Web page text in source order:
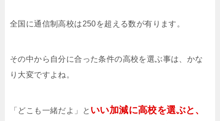
全国に通信制高校は250を超える数が有ります。
その中から自分に合った条件の高校を選ぶ事は、かな
り大変ですよね。
「どこも一緒だよ」と いい加減に高校を選ぶと、